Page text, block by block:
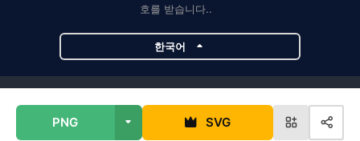
PNG SVG
호를 받습니다..
한국어